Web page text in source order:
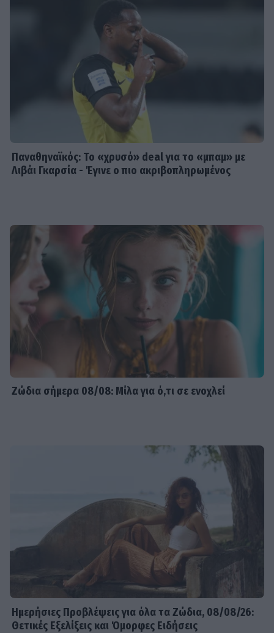
Παναθηναϊκός: Το «χρυσό» deal για το «μπαμ» με
Λιβάι Γκαρσία - Έγινε ο πιο ακριβοπληρωμένος
Ζώδια σήμερα 08/08: Μίλα για ό,τι σε ενοχλεί
Ημερήσιες Προβλέψεις για όλα τα Ζώδια, 08/08/26:
Θετικές Εξελίξεις και Όμορφες Ειδήσεις